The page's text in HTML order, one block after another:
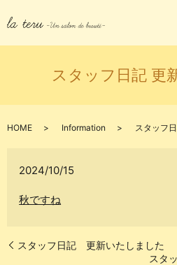
スタッフ日記 更
HOME Information スタッフ
2024/10/15
秋ですね
スタッフ日記 更新いたしました
スタ